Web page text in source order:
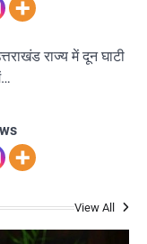
राज्य में दून घाटी
View All